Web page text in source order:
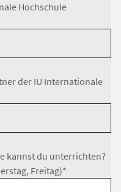
Hochschule
der IU Internationale
kannst du unterrichten?
Freitag)*